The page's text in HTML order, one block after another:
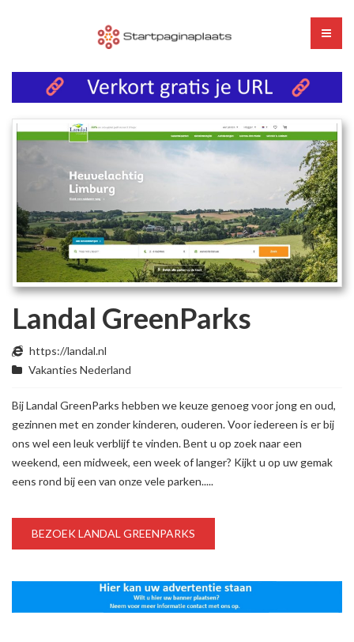
Landal GreenParks
https://landal.nl
Vakanties Nederland
Bij Landal GreenParks hebben we keuze genoeg voor jong en oud,
gezinnen met en zonder kinderen, ouderen. Voor iedereen is er bij
ons wel een leuk verblijf te vinden. Bent u op zoek naar een
weekend, een midweek, een week of langer? Kijkt u op uw gemak
eens rond bij een van onze vele parken.....
BEZOEK LANDAL GREENPARKS